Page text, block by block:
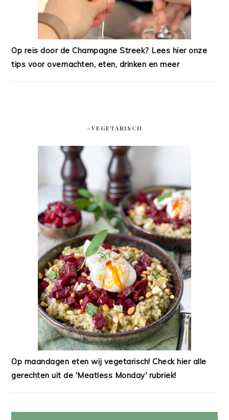
Op reis door de Champagne Streek? Lees hier onze
tips voor overnachten, eten, drinken en meer
#VEGETARISCH
Op maandagen eten wij vegetarisch! Check hier alle
gerechten uit de 'Meatless Monday' rubriek!